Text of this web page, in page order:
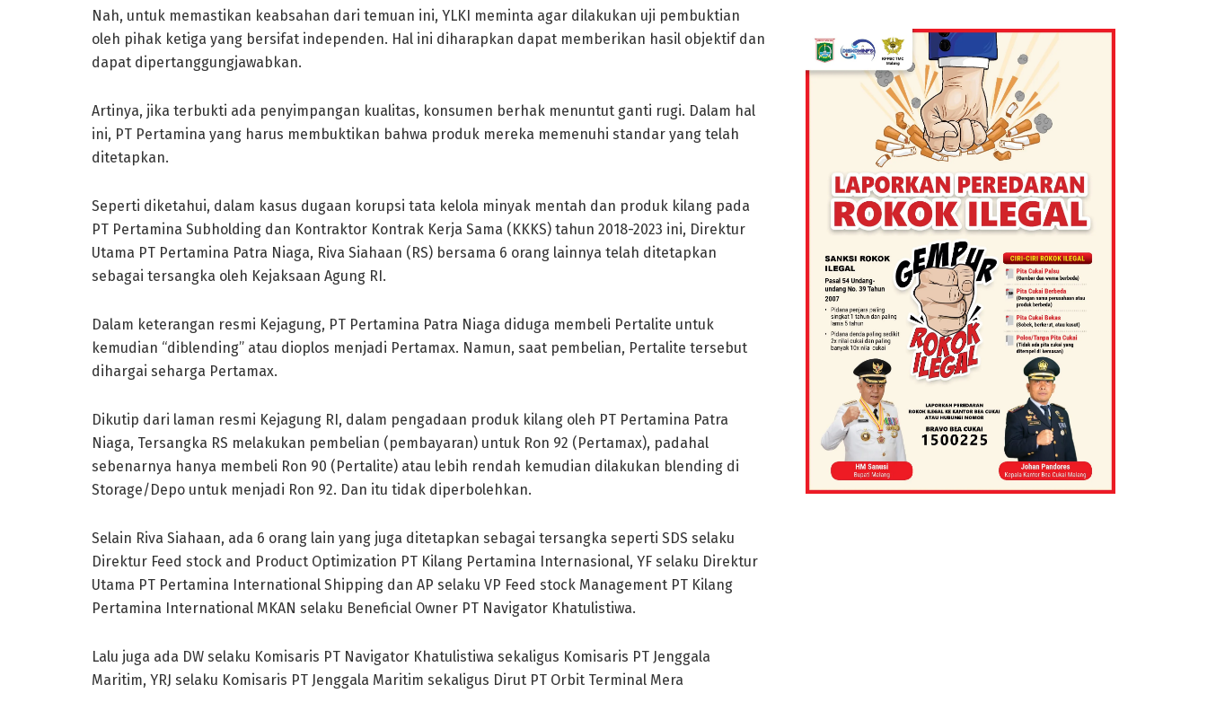
Nah, untuk memastikan keabsahan dari temuan ini, YLKI meminta agar dilakukan uji pembuktian
oleh pihak ketiga yang bersifat independen. Hal ini diharapkan dapat memberikan hasil objektif dan
dapat dipertanggungjawabkan.
Artinya, jika terbukti ada penyimpangan kualitas, konsumen berhak menuntut ganti rugi. Dalam hal
ini, PT Pertamina yang harus membuktikan bahwa produk mereka memenuhi standar yang telah
ditetapkan.
Seperti diketahui, dalam kasus dugaan korupsi tata kelola minyak mentah dan produk kilang pada
PT Pertamina Subholding dan Kontraktor Kontrak Kerja Sama (KKKS) tahun 2018-2023 ini, Direktur
Utama PT Pertamina Patra Niaga, Riva Siahaan (RS) bersama 6 orang lainnya telah ditetapkan
sebagai tersangka oleh Kejaksaan Agung RI.
Dalam keterangan resmi Kejagung, PT Pertamina Patra Niaga diduga membeli Pertalite untuk
kemudian “diblending” atau dioplos menjadi Pertamax. Namun, saat pembelian, Pertalite tersebut
dihargai seharga Pertamax.
Dikutip dari laman resmi Kejagung RI, dalam pengadaan produk kilang oleh PT Pertamina Patra
Niaga, Tersangka RS melakukan pembelian (pembayaran) untuk Ron 92 (Pertamax), padahal
sebenarnya hanya membeli Ron 90 (Pertalite) atau lebih rendah kemudian dilakukan blending di
Storage/Depo untuk menjadi Ron 92. Dan itu tidak diperbolehkan.
Selain Riva Siahaan, ada 6 orang lain yang juga ditetapkan sebagai tersangka seperti SDS selaku
Direktur Feed stock and Product Optimization PT Kilang Pertamina Internasional, YF selaku Direktur
Utama PT Pertamina International Shipping dan AP selaku VP Feed stock Management PT Kilang
Pertamina International MKAN selaku Beneficial Owner PT Navigator Khatulistiwa.
Lalu juga ada DW selaku Komisaris PT Navigator Khatulistiwa sekaligus Komisaris PT Jenggala
Maritim, YRJ selaku Komisaris PT Jenggala Maritim sekaligus Dirut PT Orbit Terminal Mera